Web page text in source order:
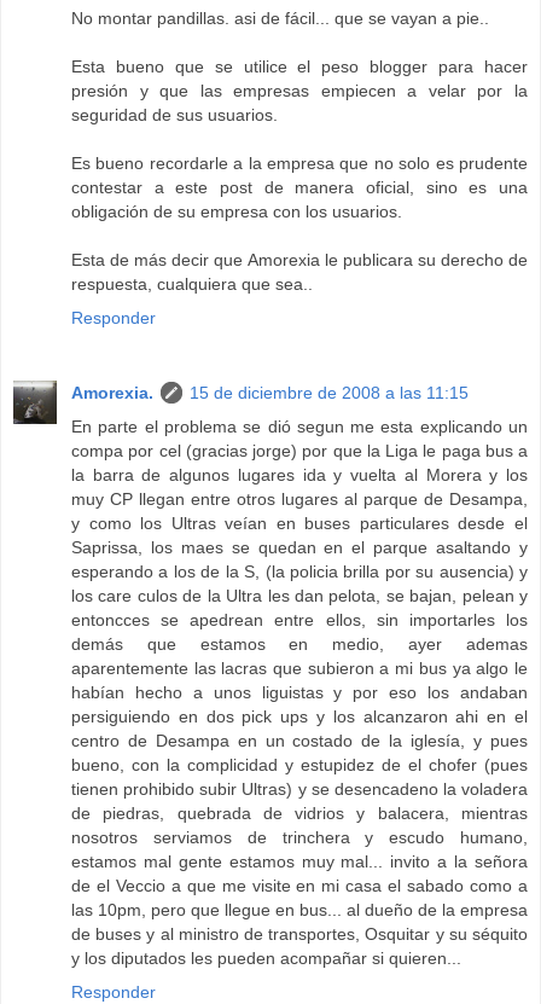
No montar pandillas. asi de fácil... que se vayan a pie..
Esta bueno que se utilice el peso blogger para hacer
presión y que las empresas empiecen a velar por la
seguridad de sus usuarios.
Es bueno recordarle a la empresa que no solo es prudente
contestar a este post de manera oficial, sino es una
obligación de su empresa con los usuarios.
Esta de más decir que Amorexia le publicara su derecho de
respuesta, cualquiera que sea..
Responder
Amorexia.
15 de diciembre de 2008 a las 11:15
En parte el problema se dió segun me esta explicando un
compa por cel (gracias jorge) por que la Liga le paga bus a
la barra de algunos lugares ida y vuelta al Morera y los
muy CP llegan entre otros lugares al parque de Desampa,
y como los Ultras veían en buses particulares desde el
Saprissa, los maes se quedan en el parque asaltando y
esperando a los de la S, (la policia brilla por su ausencia) y
los care culos de la Ultra les dan pelota, se bajan, pelean y
entoncces se apedrean entre ellos, sin importarles los
demás que estamos en medio, ayer ademas
aparentemente las lacras que subieron a mi bus ya algo le
habían hecho a unos liguistas y por eso los andaban
persiguiendo en dos pick ups y los alcanzaron ahi en el
centro de Desampa en un costado de la iglesía, y pues
bueno, con la complicidad y estupidez de el chofer (pues
tienen prohibido subir Ultras) y se desencadeno la voladera
de piedras, quebrada de vidrios y balacera, mientras
nosotros serviamos de trinchera y escudo humano,
estamos mal gente estamos muy mal... invito a la señora
de el Veccio a que me visite en mi casa el sabado como a
las 10pm, pero que llegue en bus... al dueño de la empresa
de buses y al ministro de transportes, Osquitar y su séquito
y los diputados les pueden acompañar si quieren...
Responder